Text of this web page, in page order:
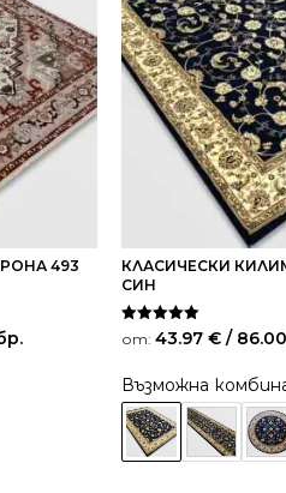
493
КЛАСИЧЕСКИ
СИН
Оценено на
5.00
от: 43.97 € /
Възможна